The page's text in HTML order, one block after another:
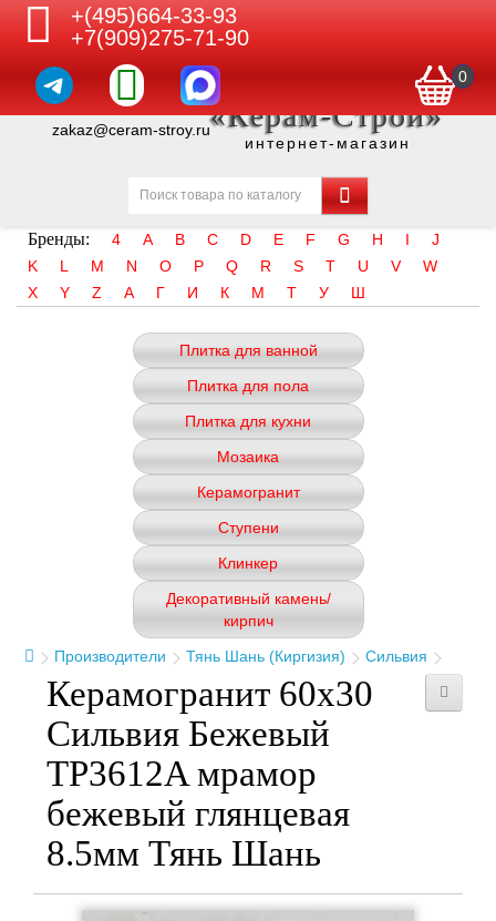
+(495)664-33-93
+7(909)275-71-90
0
zakaz@ceram-stroy.ru«Керам-Строй»
интернет-магазин
Бренды: 4 A B C D E F G H I
J
K
L M N O P Q R S T U V
W
X
Y Z А Г И К М Т У Ш
Плитка для ванной
Плитка для пола
Плитка для кухни
Мозаика
Керамогранит
Ступени
Клинкер
Декоративный камень/
кирпич
Производители
Тянь Шань (Киргизия) Сильвия
Керамогранит 60x30
Сильвия Бежевый
TP3612A мрамор
бежевый глянцевая
8.5мм Тянь Шань